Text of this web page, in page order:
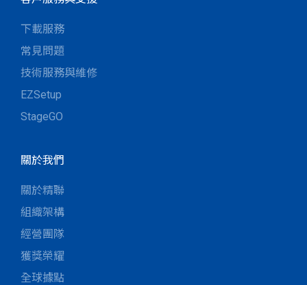
下載服務
常見問題
技術服務與維修
EZSetup
StageGO
關於我們
關於精聯
組織架構
經營團隊
獲獎榮耀
全球據點